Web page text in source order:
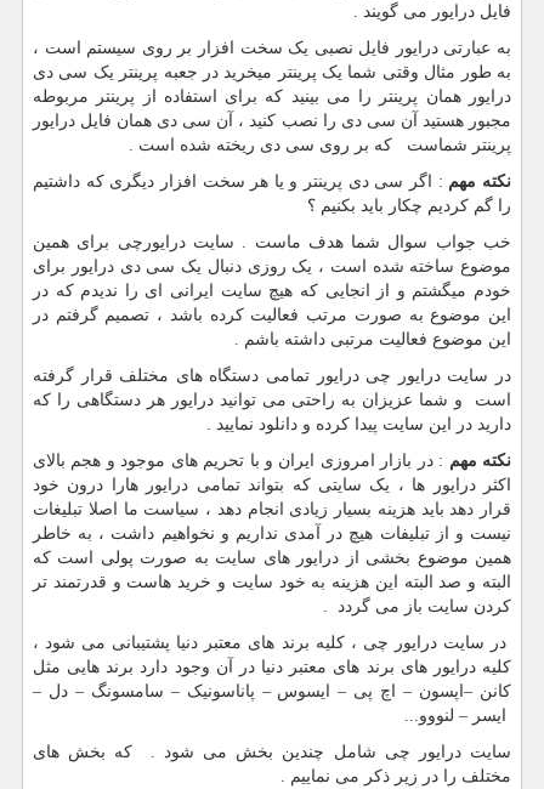
فایل درایور می گویند .
به عبارتی درایور فایل نصبی یک سخت افزار بر روی سیستم است ،
به طور مثال وقتی شما یک پرینتر میخرید در جعبه پرینتر یک سی دی
درایور همان پرینتر را می بینید که برای استفاده از پرینتر مربوطه
مجبور هستید آن سی دی را نصب کنید ، آن سی دی همان فایل درایور
پرینتر شماست که بر روی سی دی ریخته شده است .
نکته مهم : اگر سی دی پرینتر و یا هر سخت افزار دیگری که داشتیم
را گم کردیم چکار باید بکنیم ؟
خب جواب سوال شما هدف ماست . سایت درایورچی برای همین
موضوع ساخته شده است ، یک روزی دنبال یک سی دی درایور برای
خودم میگشتم و از انجایی که هیچ سایت ایرانی ای را ندیدم که در
این موضوع به صورت مرتب فعالیت کرده باشد ، تصمیم گرفتم در
این موضوع فعالیت مرتبی داشته باشم .
در سایت درایور چی درایور تمامی دستگاه های مختلف قرار گرفته
است و شما عزیزان به راحتی می توانید درایور هر دستگاهی را که
دارید در این سایت پیدا کرده و دانلود نمایید .
نکته مهم : در بازار امروزی ایران و با تحریم های موجود و هجم بالای
اکثر درایور ها ، یک سایتی که بتواند تمامی درایور هارا درون خود
قرار دهد باید هزینه بسیار زیادی انجام دهد ، سیاست ما اصلا تبلیغات
نیست و از تبلیفات هیچ در آمدی نداریم و نخواهیم داشت ، به خاطر
همین موضوع بخشی از درایور های سایت به صورت پولی است که
البته و صد البته این هزینه به خود سایت و خرید هاست و قدرتمند تر
کردن سایت باز می گردد .
در سایت درایور چی ، کلیه برند های معتبر دنیا پشتیبانی می شود ،
کلیه درایور های برند های معتبر دنیا در آن وجود دارد برند هایی مثل
کانن –اپسون – اچ پی – ایسوس – پاناسونیک – سامسونگ – دل –
ایسر – لنووو...
سایت درایور چی شامل چندین بخش می شود . که بخش های
مختلف را در زیر ذکر می نماییم .